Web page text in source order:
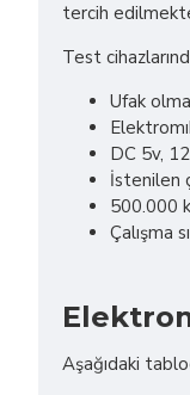
tercih
Test
Ufak
DC 5v,
İstenilen
500.000
Çalışma
Aşağıdaki